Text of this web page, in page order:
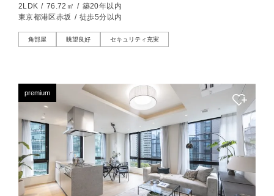
2LDK / 76.72㎡ / 築20年以内
東京都港区赤坂 / 徒歩5分以内
角部屋 眺望良好 セキュリティ充実
premium